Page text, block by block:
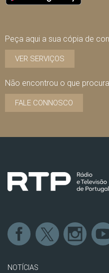
Peça aqui a sua cópia de
VER SERVIÇOS
Não encontrou o que
FALE CONNOSCO
NOTÍCIAS